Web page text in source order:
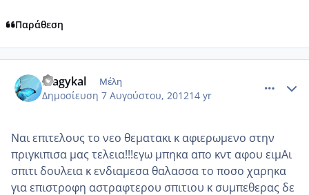
Παράθεση
magykal Μέλη
Δημοσίευση 7 Αυγούστου, 201214 yr
Ναι επιτελους το νεο θεματακι κ αφιερωμενο στην
πριγκιπισα μας τελεια!!!εγω μπηκα απο κντ αφου ειμΑι
σπιτι δουλεια κ ενδιαμεσα θαλασσα το ποσο χαρηκα
για επιστροφη αστραφτερου σπιτιου κ συμπεθερας δε